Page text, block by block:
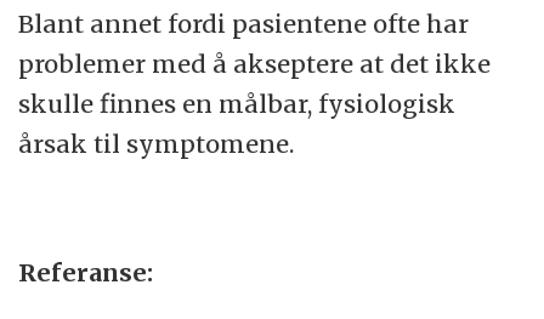
Blant annet fordi pasientene ofte har
problemer med å akseptere at det ikke
skulle finnes en målbar, fysiologisk
årsak til symptomene.
Referanse: